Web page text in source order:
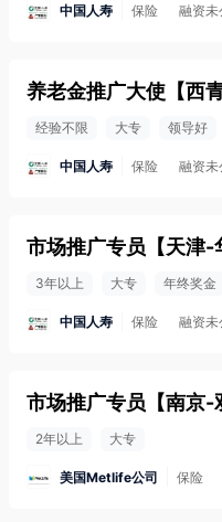
中国人寿 保险 融资未
养老金推广大使 【西
经验不限 大专 领导好
中国人寿 保险 融资未
市场推广专员 【天津-
3年以上 大专 年终奖金
中国人寿 保险 融资未
市场推广专员 【南京-
2年以上 大专
美国Metlife公司 保险